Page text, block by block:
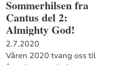
Sommerhilsen fra
Cantus del 2:
Almighty God!
2.7.2020
Våren 2020 tvang oss til